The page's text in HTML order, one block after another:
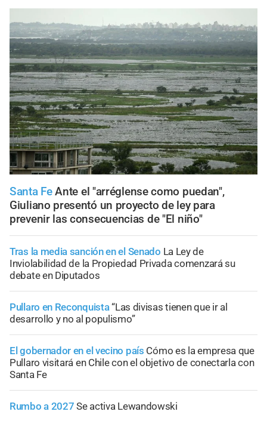
Santa Fe Ante el "arréglense como puedan",
Giuliano presentó un proyecto de ley para
prevenir las consecuencias de "El niño"
Tras la media sanción en el Senado La Ley de
Inviolabilidad de la Propiedad Privada comenzará su
debate en Diputados
Pullaro en Reconquista“Las divisas tienen que ir al
desarrollo y no al populismo”
El gobernador en el vecino país Cómo es la empresa que
Pullaro visitará en Chile con el objetivo de conectarla con
Santa Fe
Rumbo a 2027 Se activa Lewandowski